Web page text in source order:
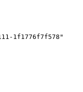
1f1776f7f578"